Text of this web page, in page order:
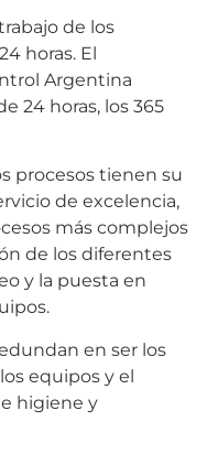
de los
horas. El
Argentina
24 horas, los 365
procesos tienen su
de excelencia,
más complejos
de los diferentes
y la puesta en
en ser los
equipos y el
higiene y